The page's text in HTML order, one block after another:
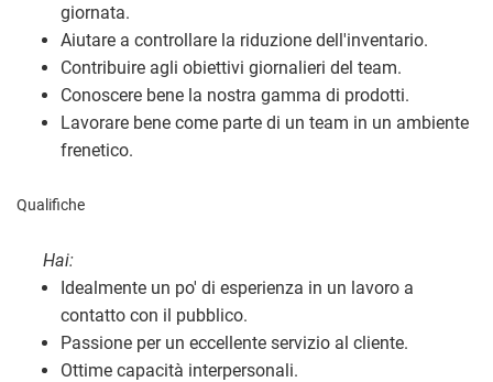
giornata.
Aiutare a controllare la riduzione dell'inventario.
Contribuire agli obiettivi giornalieri del team.
Conoscere bene la nostra gamma di prodotti.
Lavorare bene come parte di un team in un ambiente
frenetico.
Qualifiche
Hai:
Idealmente un po' di esperienza in un lavoro a
contatto con il pubblico.
Passione per un eccellente servizio al cliente.
Ottime capacità interpersonali.